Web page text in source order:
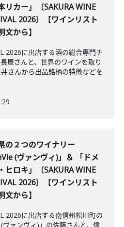
リカー」〔SAKURA WINE
2026〕【ワインリスト
文から】
2026に出店する酒の総合専門チ
屋さんと、世界のワインを取り
さんから出品銘柄の特徴などを
の２つのワイナリー
(ヴァンヴィ)」＆ 「ドメ
ヒロキ」〔SAKURA WINE
2026〕【ワインリスト
文から】
2026に出店する南信州松川町の
ヴァンヴィ)」の佐藤さんと、信